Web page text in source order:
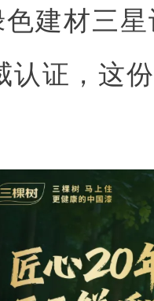
建材三
认证，这